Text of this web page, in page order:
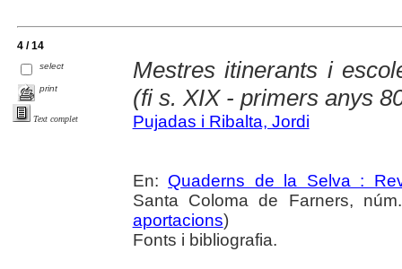
4 / 14
select
print
Text complet
Mestres itinerants i
(fi s. XIX - primers anys
Pujadas i Ribalta, Jordi
En: Quaderns de la Selva :
Santa Coloma de Farners,
aportacions)
Fonts i bibliografia.